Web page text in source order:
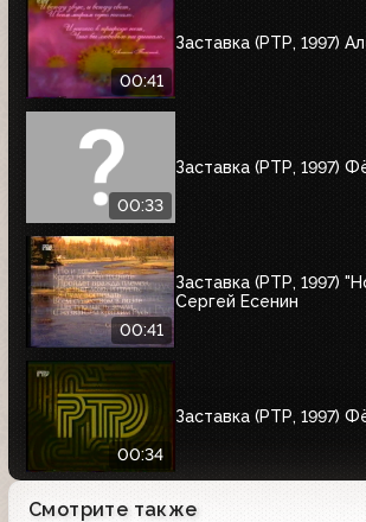
00:41
Заставка (РТР, 1997)
00:33
Заставка (РТР, 1997)
00:41
Заставка (РТР, 1997)
Сергей Есенин
00:34
Заставка (РТР, 1997)
Смотрите также